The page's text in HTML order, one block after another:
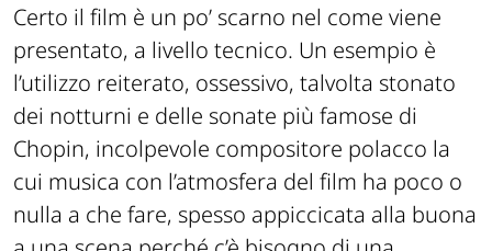
Certo il film è un po’ scarno nel come viene
presentato, a livello tecnico. Un esempio è
l’utilizzo reiterato, ossessivo, talvolta stonato
dei notturni e delle sonate più famose di
Chopin, incolpevole compositore polacco la
cui musica con l’atmosfera del film ha poco o
nulla a che fare, spesso appiccicata alla buona